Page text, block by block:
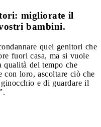
migliorate il
bambini.
quei genitori che
fuori casa, ma si vuole
del tempo che
con loro, ascoltare ciò che
e di guardare il